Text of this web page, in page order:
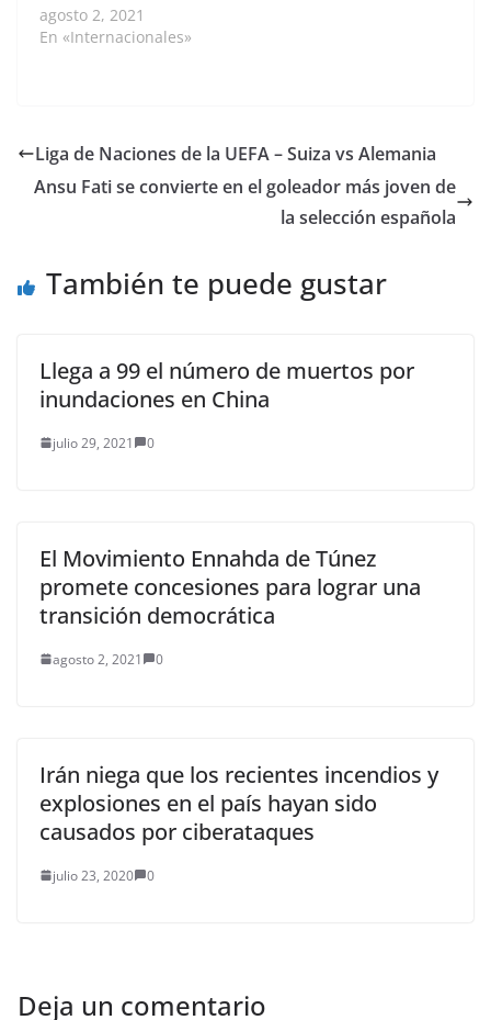
quienes aseguraron
una 'respuesta severa'
Omán. Por: Syed Zafar
Mehdi / Anadolu Irán e
Israel han
agosto 2, 2021
En «Internacionales»
Liga de Naciones de la UEFA – Suiza vs Alemania
Ansu Fati se convierte en el goleador más joven de
la selección española
También te puede gustar
Llega a 99 el número de muertos por
inundaciones en China
julio 29, 2021 0
El Movimiento Ennahda de Túnez
promete concesiones para lograr una
transición democrática
agosto 2, 2021 0
Irán niega que los recientes incendios y
explosiones en el país hayan sido
causados por ciberataques
julio 23, 2020 0
Deja un comentario